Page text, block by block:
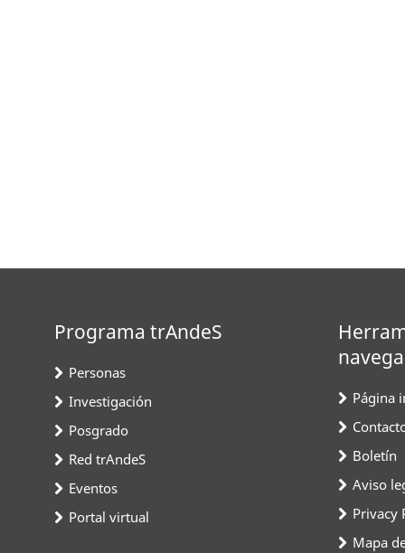
Programa trAndeS
Personas
Investigación
Posgrado
Red trAndeS
Eventos
Portal virtual
Página
Boletín
Aviso
Privacy
Mapa